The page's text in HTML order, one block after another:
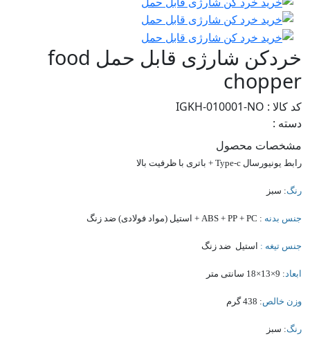
خردکن شارژی قابل حمل food
chopper
کد کالا : IGKH-010001-NO
دسته :
مشخصات محصول
رابط یونیورسال Type-c + باتری با ظرفیت بالا
رنگ: سبز
جنس بدنه : ABS + PP + PC + استیل (مواد فولادی) ضد زنگ
جنس تیغه : استیل ضد زنگ
ابعاد: 9×13×18 سانتی متر
وزن خالص: 438 گرم
رنگ: سبز